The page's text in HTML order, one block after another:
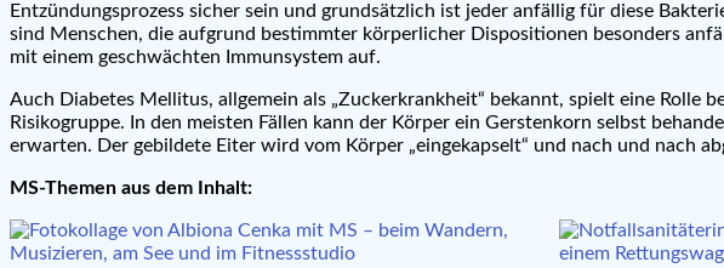
Entzündungsprozess sicher sein und grundsätzlich ist jeder anfällig für diese
sind Menschen, die aufgrund bestimmter körperlicher Dispositionen besonders
mit einem geschwächten Immunsystem auf.
Auch Diabetes Mellitus, allgemein als „Zuckerkrankheit“ bekannt, spielt eine Rolle
Risikogruppe. In den meisten Fällen kann der Körper ein Gerstenkorn selbst
erwarten. Der gebildete Eiter wird vom Körper „eingekapselt“ und nach und nach
MS-Themen aus dem Inhalt: